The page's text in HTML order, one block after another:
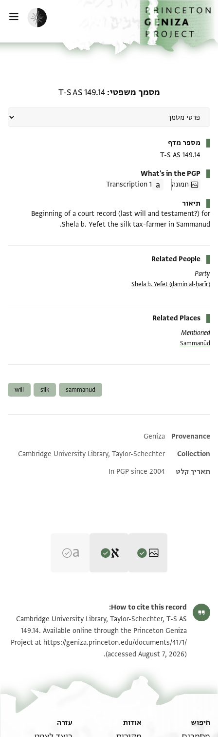
לתוכןהבית
הפעלת מצב כהה
מסמך משפטי T-S AS 149.14
מספר מדף
T-S AS 149.14
What's in the PGP
תמונה
1 Transcription
תיאור
Beginning of a court record (last will and testament?) for
Shela b. Yefet the silk tax-farmer in Sammanud.
Related People
Party
Shela b. Yefet (ḍāmin al-ḥarīr)
Related Places
Mentioned
Sammanūd
sammanud
silk
will
Additional metadata
Provenance
Geniza
Collection
Cambridge University Library, Taylor-Schechter
תאריך קלט
In PGP since 2004
S. D. Goitein's unpublished edition (1950–85).
שהדותא דהות באנפנא אנן שהדי דחתמות ידנא לתחתא
בסוף שטרא דנן
כן הוה חצר אלינא מר ור שלה בר יפת צאמן אלחריר פי
סמנוד פי צחה
אכראה ולה סהו
. . . . . . . . . . . . . . . . . . . . ]מפסדאת אלשהאדה אלאב . .
T-S AS 149.14 1v
תנאי היתר שימוש בתצלום
How to cite this record:
Cambridge University Library, Taylor-Schechter, T-S AS
149.14. Available online through the Princeton Geniza
Project athttps://geniza.princeton.edu/documents/4171/
(accessed August 7, 2026).
חיפוש אודות עזרה